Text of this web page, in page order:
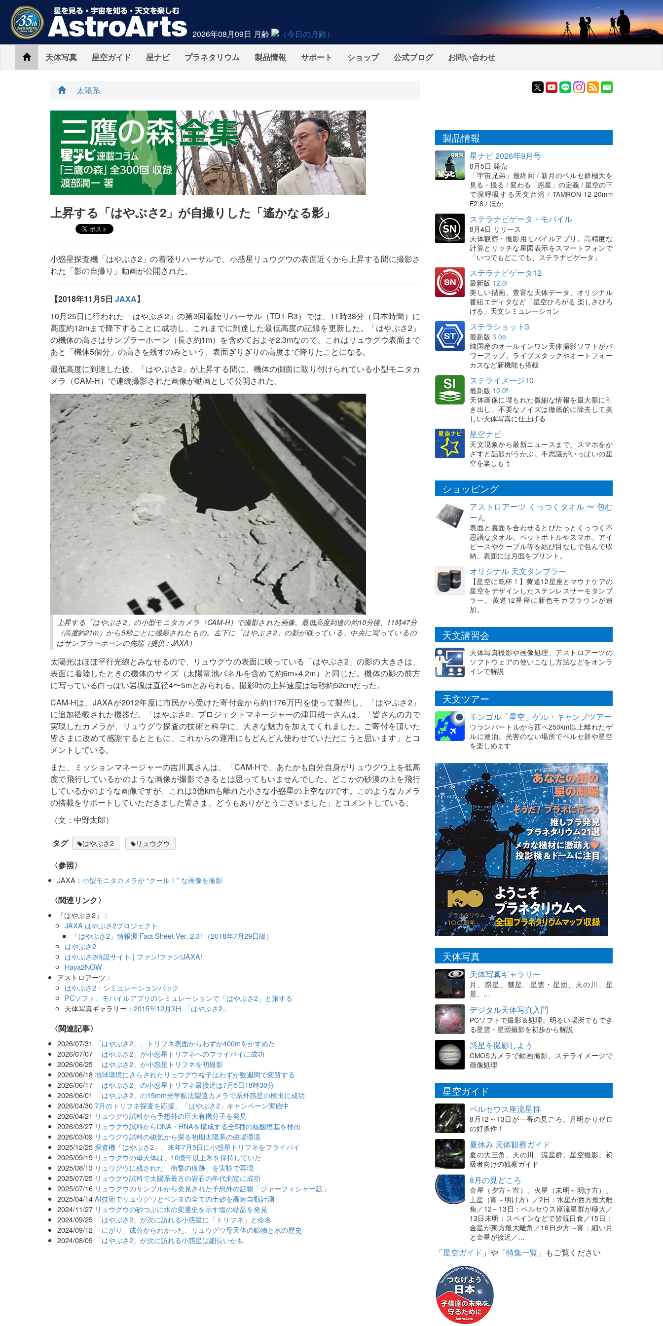
2026年08月09日 月齢
Home天体写真 星空ガイド 星ナビ プラネタリウム 製品情報 サポート ショップ 公式ブログ お問い合わせ
ト
プ
太陽系
上昇する「はやぶさ2」が自撮りした「遙かなる影」
小惑星探査機「はやぶさ2」の着陸リハーサルで、小惑星リュウグウの表面近くから上昇する間に撮影さ
れた「影の自撮り」動画が公開された。
【2018年11月5日 JAXA】
10月25日に行われた「はやぶさ2」の第3回着陸リハーサル（TD1-R3）では、11時38分（日本時間）に
高度約12mまで降下することに成功し、これまでに到達した最低高度の記録を更新した。「はやぶさ2」
の機体の高さはサンプラーホーン（長さ約1m）を含めておよそ2.3mなので、これはリュウグウ表面まで
あと「機体5個分」の高さを残すのみという、表面ぎりぎりの高度まで降りたことになる。
最低高度に到達した後、「はやぶさ2」が上昇する間に、機体の側面に取り付けられている小型モニタカ
メラ（CAM-H）で連続撮影された画像が動画として公開された。
上昇する「はやぶさ2」の小型モニタカメラ（CAM-H）で撮影された画像。最低高度到達の約10分後、11時47分
（高度約21m）から5秒ごとに撮影されたもの。左下に「はやぶさ2」の影が映っている。中央に写っているの
はサンプラーホーンの先端（提供：JAXA）
太陽光はほぼ平行光線とみなせるので、リュウグウの表面に映っている「はやぶさ2」の影の大きさは、
表面に着陸したときの機体のサイズ（太陽電池パネルを含めて約6m×4.2m）と同じだ。機体の影の前方
に写っている白っぽい岩塊は直径4〜5mとみられる。撮影時の上昇速度は毎秒約52cmだった。
CAM-Hは、JAXAが2012年度に市民から受けた寄付金から約1176万円を使って製作し、「はやぶさ2」
に追加搭載された機器だ。「はやぶさ2」プロジェクトマネージャーの津田雄一さんは、「皆さんの力で
実現したカメラが、リュウグウ探査の技術と科学に、大きな魅力を加えてくれました。ご寄付を頂いた
皆さまに改めて感謝するとともに、これからの運用にもどんどん使わせていただこうと思います」とコ
メントしている。
また、ミッションマネージャーの吉川真さんは、「CAM-Hで、あたかも自分自身がリュウグウ上を低高
度で飛行しているかのような画像が撮影できるとは思ってもいませんでした。どこかの砂漠の上を飛行
しているかのような画像ですが、これは3億kmも離れた小さな小惑星の上空なのです。このようなカメラ
の搭載をサポートしていただきました皆さま、どうもありがとうございました」とコメントしている。
（文：中野太郎）
タグ はやぶさ2 リュウグウ
〈参照〉
JAXA：小型モニタカメラが “クール！” な画像を撮影
〈関連リンク〉
「はやぶさ2」：
JAXA はやぶさ2プロジェクト
「はやぶさ2」情報源 Fact Sheet Ver. 2.31（2018年7月29日版）
はやぶさ2
はやぶさ2特設サイト | ファン!ファン!JAXA!
Haya2NOW
アストロアーツ：
はやぶさ2・シミュレーションパック
PCソフト、モバイルアプリのシミュレーションで「はやぶさ2」と旅する
天体写真ギャラリー： 2015年12月3日 「はやぶさ2」
関連記事
2026/07/31
「はやぶさ2」、トリフネ表面からわずか400mをかすめた
2026/07/07 「はやぶさ2」が小惑星トリフネへのフライバイに成功
2026/06/25 「はやぶさ2」が小惑星トリフネを初撮影
2026/06/18 地球環境にさらされたリュウグウ粒子はわずか数週間で変質する
2026/06/17 「はやぶさ2」の小惑星トリフネ最接近は7月5日18時30分
2026/06/01
「はやぶさ2」の15mm光学航法望遠カメラで系外惑星の検出に成功
2026/04/30 7月のトリフネ探査を応援、「はやぶさ2」キャンペーン実施中
2026/04/21 リュウグウ試料から予想外の巨大有機分子を発見
2026/03/27 リュウグウ試料からDNA・RNAを構成する全5種の核酸塩基を検出
2026/03/09 リュウグウ試料の磁気から探る初期太陽系の磁場環境
2025/12/25 探査機「はやぶさ2」、来年7月5日に小惑星トリフネをフライバイ
2025/09/19 リュウグウの母天体は、10億年以上氷を保持していた
2025/08/13 リュウグウに残された「衝撃の痕跡」を実験で再現
2025/07/25 リュウグウ試料で太陽系最古の岩石の年代測定に成功
2025/07/16 リュウグウのサンプルから発見された予想外の鉱物「ジャーフィシャー鉱」
2025/04/14 AI技術でリュウグウとベンヌの全ての土砂を高速自動計測
2024/11/27 リュウグウの砂つぶに水の変遷史を示す塩の結晶を発見
2024/09/25 「はやぶさ2」が次に訪れる小惑星に「トリフネ」と命名
2024/09/12 「にがり」成分からわかった、リュウグウ母天体の鉱物と水の歴史
2024/08/09 「はやぶさ2」が次に訪れる小惑星は細長いかも
製品情報
星ナビ 2026年9月号
8月5日 発売
「宇宙兄弟」最終回 / 新月のペルセ群極大を
見る・撮る / 変わる「惑星」の定義 / 星空の下
で深呼吸する天文台浴 / TAMRON 12-20mm
F2.8 / ほか
ステラナビゲータ・モバイル
8月4日 リリース
天体観察・撮影用モバイルアプリ。高精度な
計算とリッチな星図表示をスマートフォンで
「いつでもどこでも、ステラナビゲータ」
ステラナビゲータ12
最新版 12.0i
美しい描画、豊富な天体データ、オリジナル
番組エディタなど「星空ひろがる 楽しさひろ
げる」天文シミュレーション
ステラショット3
最新版 3.0o
純国産のオールインワン天体撮影ソフトがパ
ワーアップ。ライブスタックやオートフォー
カスなど新機能も搭載
ステライメージ10
最新版 10.0f
天体画像に埋もれた微細な情報を最大限に引
き出し、不要なノイズは徹底的に除去して美
しい天体写真に仕上げる
星空ナビ
天文現象から最新ニュースまで、スマホをか
ざすと話題がうかぶ。不思議がいっぱいの星
空を楽しもう
ショッピング
アストロアーツ くっつくタオル 〜 包む
ーん
表面と裏面を合わせるとぴたっとくっつく不
思議なタオル。ペットボトルやスマホ、アイ
ピースやケーブル等を結び目なしで包んで収
納。表面には月面をプリント。
オリジナル 天文タンブラー
【星空に乾杯！】黄道12星座とマウナケアの
星空をデザインしたステンレスサーモタンブ
ラー。黄道12星座に新色モカブラウンが追
加。
天文講習会
天体写真撮影や画像処理、アストロアーツの
ソフトウェアの使いこなし方法などをオンラ
インで解説
天文ツアー
モンゴル「星空」ゲル・キャンプツアー
ウランバートルから西へ250km以上離れたゲ
ルに連泊。光害のない場所でペルセ群や星空
を楽しめます
天体写真
天体写真ギャラリー
月、惑星、彗星、星雲・星団、天の川、星
景、…
デジタル天体写真入門
PCソフトで撮影＆処理。明るい場所でもでき
る星雲・星団撮影を初歩から解説
惑星を撮影しよう
CMOSカメラで動画撮影、ステライメージで
画像処理
星空ガイド
ペルセウス座流星群
8月12～13日が一番の見ごろ。月明かりゼロ
の好条件！
夏休み 天体観察ガイド
夏の大三角、天の川、流星群、星空撮影。初
級者向けの観察ガイド
8月の見どころ
金星（夕方～宵）、火星（未明～明け方）、
土星（宵～明け方）／2日：水星が西方最大離
角／12～13日：ペルセウス座流星群が極大／
13日未明：スペインなどで皆既日食／15日：
金星が東方最大離角／16日夕方～宵：細い月
と金星が接近／…
「星空ガイド 」や「特集一覧 」もご覧ください